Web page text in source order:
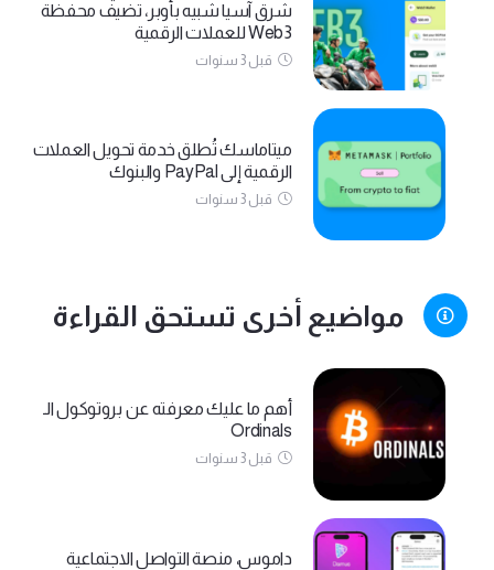
شرق آسيا شبيه بأوبر، تضيف محفظة
Web3 للعملات الرقمية
قبل 3 سنوات
ميتاماسك تُطلق خدمة تحويل العملات
الرقمية إلى PayPal والبنوك
قبل 3 سنوات
مواضيع أخرى تستحق القراءة
أهم ما عليك معرفته عن بروتوكول الـ
Ordinals
قبل 3 سنوات
داموس، منصة التواصل الاجتماعية